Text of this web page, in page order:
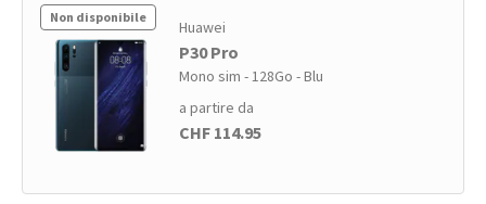
Non disponibile Huawei
P30 Pro
Mono sim - 128Go - Blu
a partire da
CHF 114.95